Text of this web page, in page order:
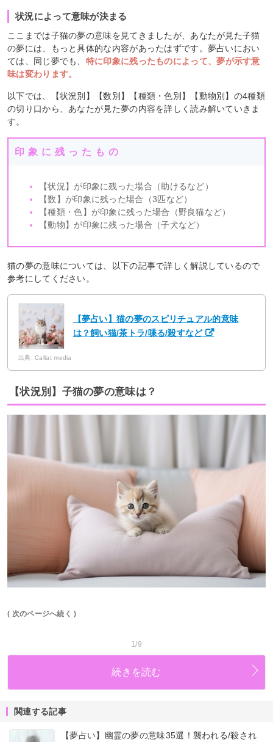
状況によって意味が決まる
ここまでは子猫の夢の意味を見てきましたが、あなたが見た子猫
の夢には、もっと具体的な内容があったはずです。夢占いにおい
ては、同じ夢でも、 特に印象に残ったものによって、夢が示す意
味は変わります。
以下では、【状況別】【数別】【種類・色別】【動物別】の4種類
の切り口から、あなたが見た夢の内容を詳しく読み解いていきま
す。
印象に残ったもの
【状況】が印象に残った場合（助けるなど）
【数】が印象に残った場合（3匹など）
【種類・色】が印象に残った場合（野良猫など）
【動物】が印象に残った場合（子犬など）
猫の夢の意味については、以下の記事で詳しく解説しているので
参考にしてください。
【夢占い】猫の夢のスピリチュアル的意味
は？飼い猫/茶トラ/喋る/殺すなど
出典: Callat media
【状況別】子猫の夢の意味は？
( 次のページへ続く )
1/9
続きを読む
関連する記事
【夢占い】幽霊の夢の意味35選！襲われる/殺され